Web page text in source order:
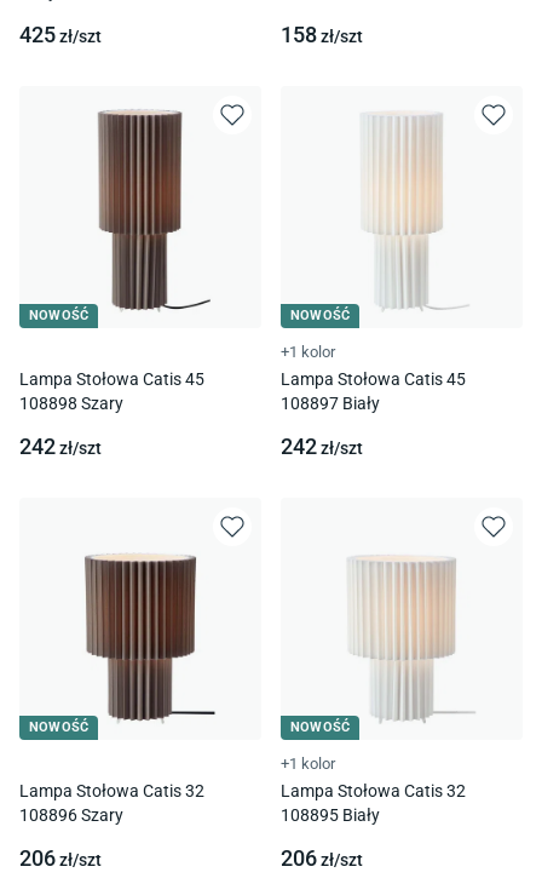
425zł/szt 158zł/szt
NOWOŚĆ
Lampa Stołowa Catis 45
108898 Szary
242zł/szt
NOWOŚĆ
+1 kolor
Lampa Stołowa Catis 45
108897 Biały
242zł/szt
NOWOŚĆ
Lampa Stołowa Catis 32
108896 Szary
206zł/szt
NOWOŚĆ
+1 kolor
Lampa Stołowa Catis 32
108895 Biały
206zł/szt